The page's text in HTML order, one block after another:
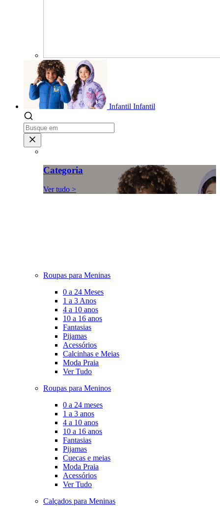
Infantil Infantil
Categoria
Ver tudo >
Roupas para Meninas
0 a 24 Meses
1 a 3 Anos
4 a 10 anos
10 a 16 anos
Fantasias
Pijamas
Acessórios
Calcinhas e Meias
Moda Praia
Ver Tudo
Roupas para Meninos
0 a 24 meses
1 a 3 anos
4 a 10 anos
10 a 16 anos
Fantasias
Pijamas
Cuecas e meias
Moda Praia
Acessórios
Ver Tudo
Calçados para Meninas